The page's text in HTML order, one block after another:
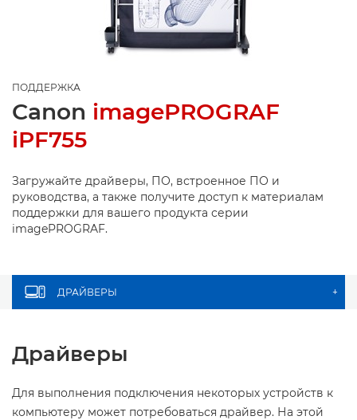
ПОДДЕРЖКА
Canon imagePROGRAF
iPF755
Загружайте драйверы, ПО, встроенное ПО и
руководства, а также получите доступ к материалам
поддержки для вашего продукта серии
imagePROGRAF.
ДРАЙВЕРЫ +
Драйверы
Для выполнения подключения некоторых устройств к
компьютеру может потребоваться драйвер. На этой